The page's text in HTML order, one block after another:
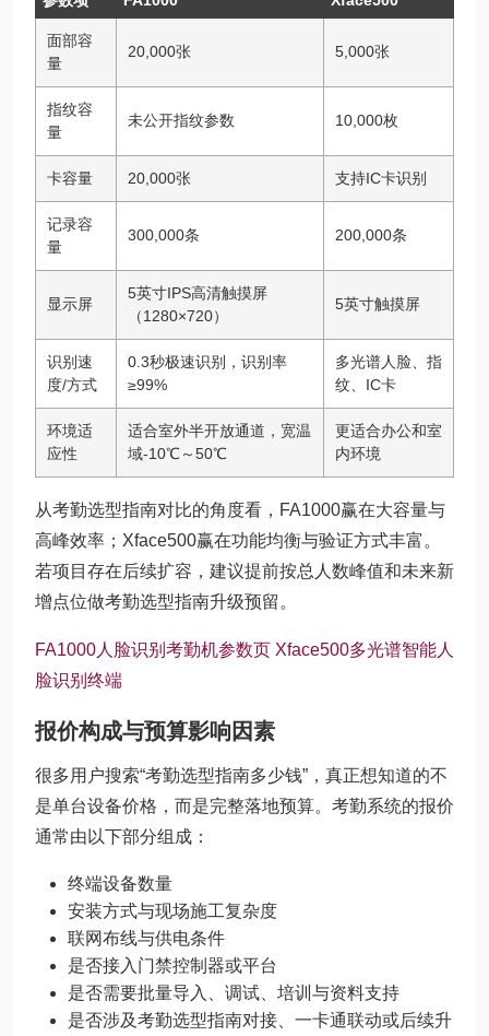
面部容
量
20,000张 5,000张
指纹容
量
未公开指纹参数 10,000枚
卡容量 20,000张 支持IC卡识别
记录容
量
300,000条 200,000条
显示屏
5英寸IPS高清触摸屏
（1280×720）
5英寸触摸屏
识别速
度/方式
0.3秒极速识别，识别率
≥99%
多光谱人脸、指
纹、IC卡
环境适
应性
适合室外半开放通道，宽温
域-10℃～50℃
更适合办公和室
内环境
从考勤选型指南对比的角度看，FA1000赢在大容量与
高峰效率；Xface500赢在功能均衡与验证方式丰富。
若项目存在后续扩容，建议提前按总人数峰值和未来新
增点位做考勤选型指南升级预留。
FA1000人脸识别考勤机参数页 Xface500多光谱智能人
脸识别终端
报价构成与预算影响因素
很多用户搜索“考勤选型指南多少钱”，真正想知道的不
是单台设备价格，而是完整落地预算。考勤系统的报价
通常由以下部分组成：
终端设备数量
安装方式与现场施工复杂度
联网布线与供电条件
是否接入门禁控制器或平台
是否需要批量导入、调试、培训与资料支持
是否涉及考勤选型指南对接、一卡通联动或后续升